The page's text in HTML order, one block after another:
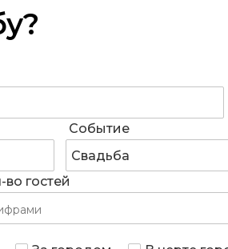
?
Событие
Свадьба
во гостей